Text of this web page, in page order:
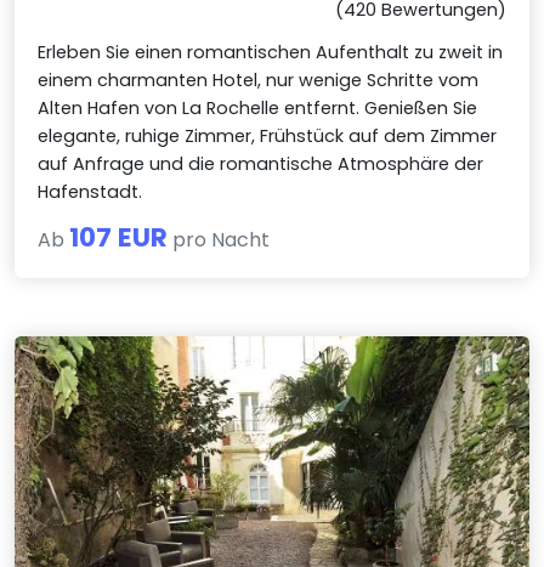
(420 Bewertungen)
Erleben Sie einen romantischen Aufenthalt zu zweit in
einem charmanten Hotel, nur wenige Schritte vom
Alten Hafen von La Rochelle entfernt. Genießen Sie
elegante, ruhige Zimmer, Frühstück auf dem Zimmer
auf Anfrage und die romantische Atmosphäre der
Hafenstadt.
Ab 107 EUR pro Nacht